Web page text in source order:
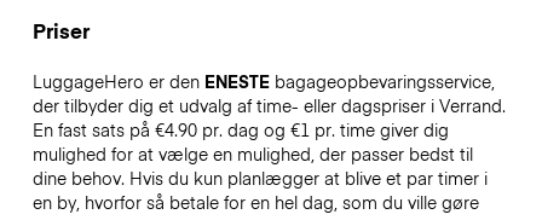
Priser
LuggageHero er den ENESTEbagageopbevaringsservice,
der tilbyder dig et udvalg af time- eller dagspriser i Verrand.
En fast sats på €4.90 pr. dag og €1 pr. time giver dig
mulighed for at vælge en mulighed, der passer bedst til
dine behov. Hvis du kun planlægger at blive et par timer i
en by, hvorfor så betale for en hel dag, som du ville gøre